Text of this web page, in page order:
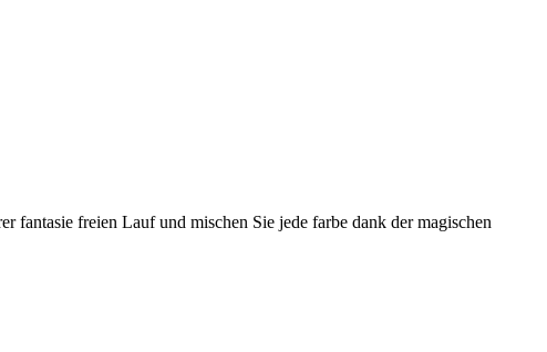
fantasie freien Lauf und mischen Sie jede farbe dank der magischen